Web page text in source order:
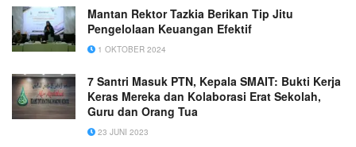
Mantan Rektor Tazkia Berikan Tip Jitu
Pengelolaan Keuangan Efektif
1 OKTOBER 2024
7 Santri Masuk PTN, Kepala SMAIT: Bukti Kerja
Keras Mereka dan Kolaborasi Erat Sekolah,
Guru dan Orang Tua
23 JUNI 2023